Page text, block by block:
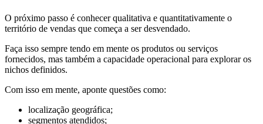
O próximo passo é conhecer qualitativa e quantitativamente o
território de vendas que começa a ser desvendado.
Faça isso sempre tendo em mente os produtos ou serviços
fornecidos, mas também a capacidade operacional para explorar os
nichos definidos.
Com isso em mente, aponte questões como:
localização geográfica;
segmentos atendidos;